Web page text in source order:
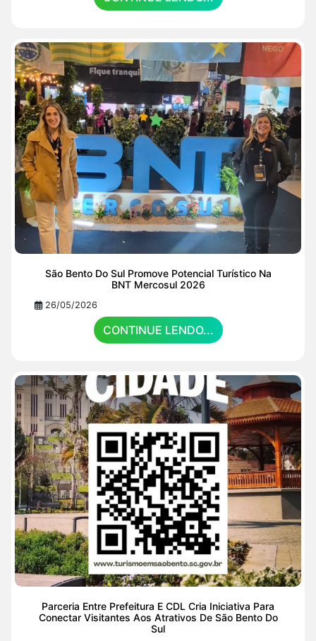
São Bento Do Sul Promove Potencial Turístico Na
BNT Mercosul 2026
26/05/2026
CONTINUE LENDO...
Parceria Entre Prefeitura E CDL Cria Iniciativa Para
Conectar Visitantes Aos Atrativos De São Bento Do
Sul